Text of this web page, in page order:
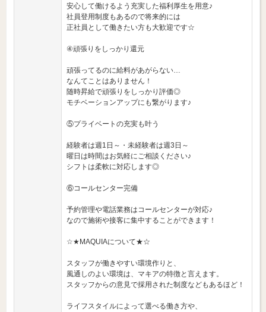
安心して働けるよう充実した福利厚生を用意♪
社員登用制度もあるので将来的には
正社員として働きたい方も大歓迎です☆
④頑張りをしっかり還元
頑張ってるのに給料があがらない…
なんてことはありません！
随時昇給で頑張りをしっかり評価◎
モチベーションアップにも繋がります♪
⑤プライベートの充実も叶う
経験者は週1日～・未経験者は週3日～
曜日は時間はお気軽にご相談ください♪
シフトは柔軟に対応します◎
⑥コールセンター完備
予約管理や電話業務はコールセンターが対応♪
なので施術や接客に集中することができます！
☆★MAQUIAについて★☆
スタッフが働きやすい環境作りと、
風通しのよい環境は、マキアの特徴と言えます。
スタッフからの意見で採用された制度などもあるほど！
ライフスタイルによって選べる働き方や、